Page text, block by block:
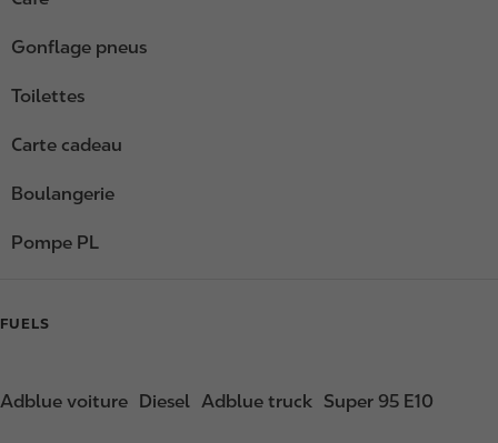
Gonflage pneus
Toilettes
Carte cadeau
Boulangerie
Pompe PL
FUELS
Adblue voiture Diesel Adblue truck Super 95 E10